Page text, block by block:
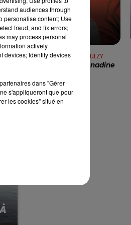
16h00 - 19h00
LE JUKEBOX RDL
LAURENT VOULZY
Le Coeur Grenadine
audiences through
personalise content; Use
fraud, and fix errors;
may process personal
actively
devices; Identify devices
dans "Gérer
s'appliqueront que pour
les cookies" situé en